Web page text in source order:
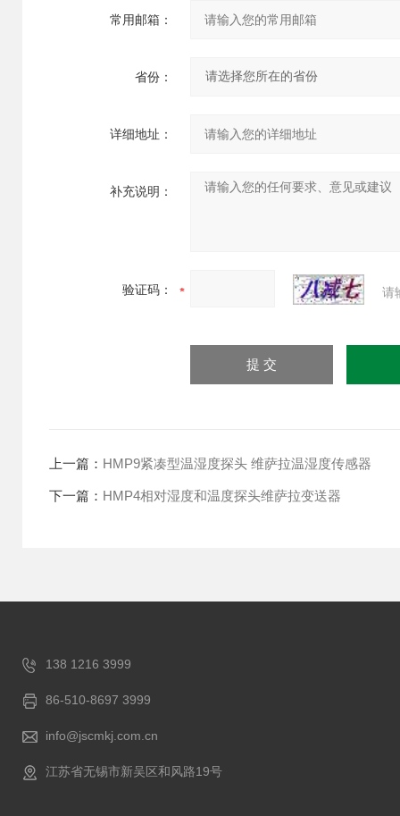
常用邮箱：
省份：
详细地址：
补充说明：
验证码： 请
上一篇： HMP9紧凑型温湿度探头 维萨拉温湿度传感器
下一篇： HMP4相对湿度和温度探头维萨拉变送器
138 1216 3999
86-510-8697 3999
info@jscmkj.com.cn
江苏省无锡市新吴区和风路19号